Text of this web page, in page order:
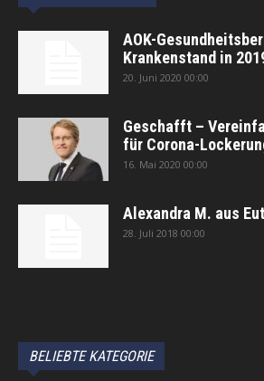
AOK-
Krankenstand in
20. Juni 2020 00:00
Geschafft –
für Corona-
16. Mai 2020 00:00
Alexandra M. aus
28. Juli 2018 00:00
BELIEBTE KATEGORIE